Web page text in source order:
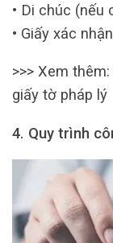
• Di chúc (nếu
• Giấy xác
>>> Xem thêm:
giấy tờ pháp lý
4. Quy trình